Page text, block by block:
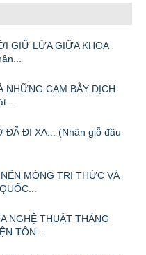
GIỮ LỬA GIỮA KHOA
NHỮNG CẠM BẪY DỊCH
ĐÃ ĐI XA... (Nhân giỗ đầu
MÓNG TRI THỨC VÀ
NGHỆ THUẬT THÁNG
TÔN...